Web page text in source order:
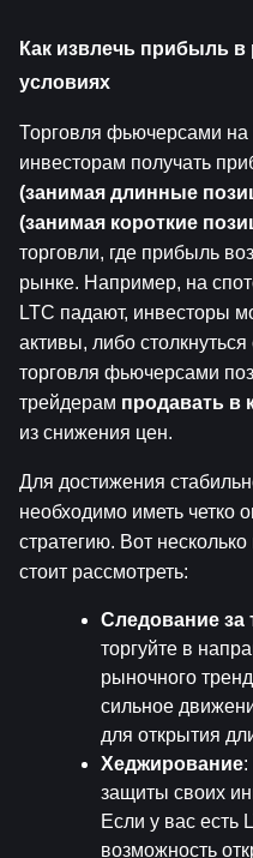
Как извлечь прибыль
условиях
Торговля фьючерсами на
инвесторам получать
(занимая длинные
(занимая короткие
торговли, где прибыль
рынке. Например, на
LTC падают, инвесторы
активы, либо
торговля фьючерсами
трейдерам продавать в
из снижения цен.
Для достижения
необходимо иметь четко
стратегию. Вот
стоит рассмотреть:
Следование за
торгуйте в
рыночного
сильное
для открытия
Хеджирование:
защиты своих
Если у вас есть
возможность